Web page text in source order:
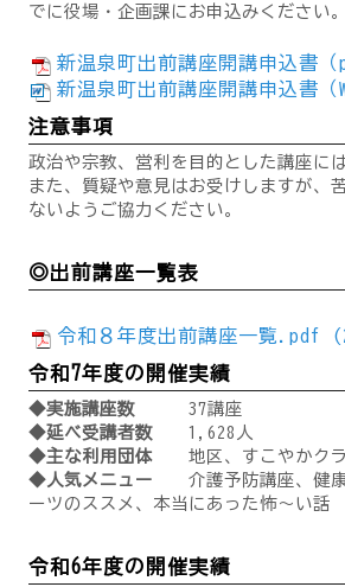
でに役場・企画課にお申込みください。
新温泉町出前講座開講申込書
新温泉町出前講座開講申込書（
注意事項
政治や宗教、営利を目的とした講座に
また、質疑や意見はお受けしますが、
ないようご協力ください。
◎出前講座一覧表
令和８年度出前講座一覧.pdf
令和7年度の開催実績
◆実施講座数 37講座
◆延べ受講者数 1,628人
◆主な利用団体 地区、すこやかク
◆人気メニュー 介護予防講座、健
ーツのススメ、本当にあった怖～い話
令和6年度の開催実績